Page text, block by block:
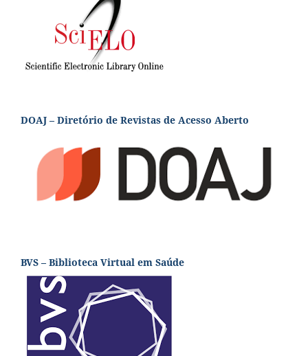
DOAJ – Diretório de Revistas de Acesso Aberto
BVS – Biblioteca Virtual em Saúde